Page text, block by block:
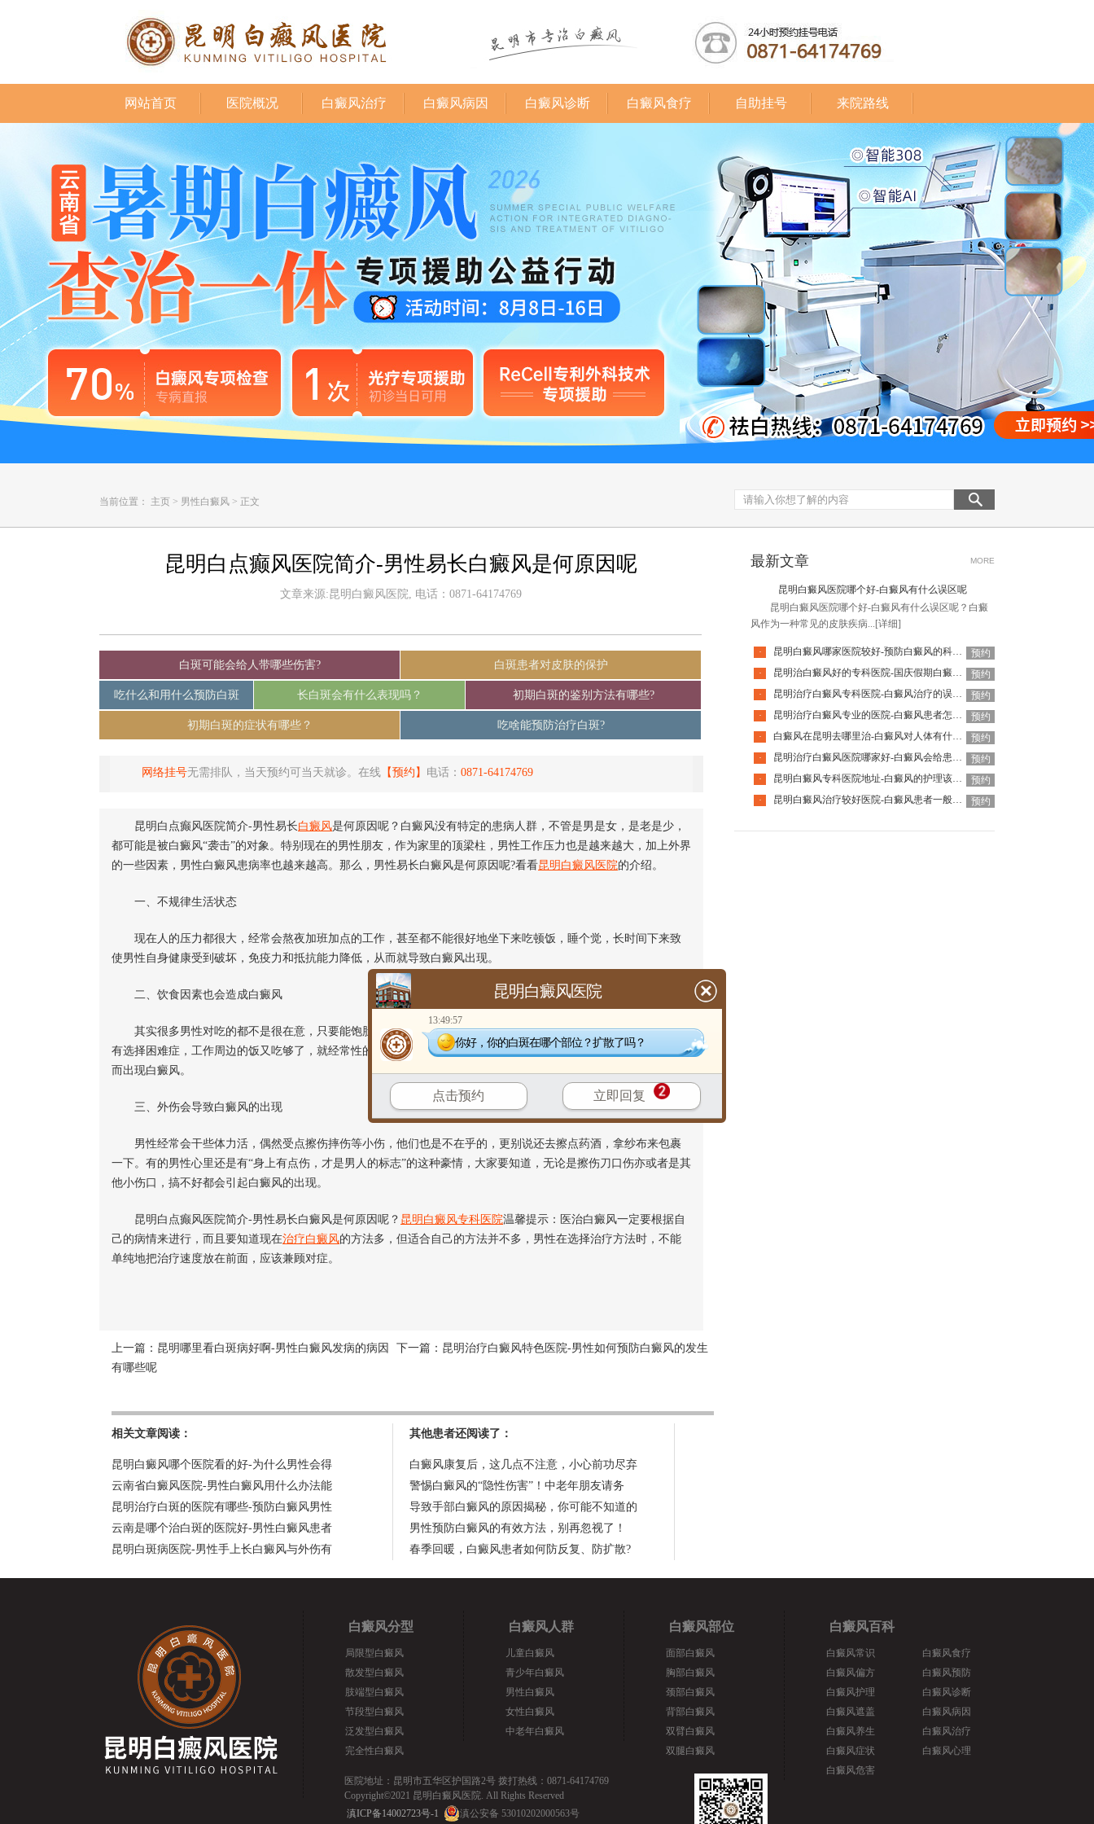
网站首页 医院概况 白癜风治疗 白癜风病因 白癜风诊断 白癜风食疗 自助挂号 来院路线
当前位置： 主页 > 男性白癜风 > 正文
昆明白点癫风医院简介-男性易长白癜风是何原因呢
文章来源:昆明白癜风医院, 电话：0871-64174769
白斑可能会给人带哪些伤害? 白斑患者对皮肤的保护
吃什么和用什么预防白斑 长白斑会有什么表现吗？ 初期白斑的鉴别方法有哪些?
初期白斑的症状有哪些？ 吃啥能预防治疗白斑?
网络挂号无需排队，当天预约可当天就诊。在线 【预约】 电话： 0871-64174769
昆明白点癫风医院简介-男性易长白癜风是何原因呢？白癜风没有特定的患病人群，不管是男是女，是老是少，
都可能是被白癜风“袭击”的对象。特别现在的男性朋友，作为家里的顶梁柱，男性工作压力也是越来越大，加上外界
的一些因素，男性白癜风患病率也越来越高。那么，男性易长白癜风是何原因呢?看看昆明白癜风医院的介绍。
一、不规律生活状态
现在人的压力都很大，经常会熬夜加班加点的工作，甚至都不能很好地坐下来吃顿饭，睡个觉，长时间下来致
使男性自身健康受到破坏，免疫力和抵抗能力降低，从而就导致白癜风出现。
二、饮食因素也会造成白癜风
其实很多男性对吃的都不是很在意，只要能饱肚子就行，因此有的男性常年点一些不卫生的外卖。还有的男性
有选择困难症，工作周边的饭又吃够了，就经常性的中午不吃饭，晚上回家再吃很多，给身体造成营养不良等，从
而出现白癜风。
三、外伤会导致白癜风的出现
男性经常会干些体力活，偶然受点擦伤摔伤等小伤，他们也是不在乎的，更别说还去擦点药酒，拿纱布来包裹
一下。有的男性心里还是有“身上有点伤，才是男人的标志”的这种豪情，大家要知道，无论是擦伤刀口伤亦或者是其
他小伤口，搞不好都会引起白癜风的出现。
昆明白点癫风医院简介-男性易长白癜风是何原因呢？ 昆明白癜风专科医院温馨提示：医治白癜风一定要根据自
己的病情来进行，而且要知道现在治疗白癜风的方法多，但适合自己的方法并不多，男性在选择治疗方法时，不能
单纯地把治疗速度放在前面，应该兼顾对症。
上一篇： 昆明哪里看白斑病好啊-男性白癜风发病的病因
有哪些呢
下一篇： 昆明治疗白癜风特色医院-男性如何预防白癜风的发生
相关文章阅读：
昆明白癜风哪个医院看的好-为什么男性会得
云南省白癜风医院-男性白癜风用什么办法能
昆明治疗白斑的医院有哪些-预防白癜风男性
云南是哪个治白斑的医院好-男性白癜风患者
昆明白斑病医院-男性手上长白癜风与外伤有
其他患者还阅读了：
白癜风康复后，这几点不注意，小心前功尽弃
警惕白癜风的“隐性伤害”！中老年朋友请务
导致手部白癜风的原因揭秘，你可能不知道的
男性预防白癜风的有效方法，别再忽视了！
春季回暖，白癜风患者如何防反复、防扩散?
最新文章 MORE
昆明白癜风医院哪个好-白癜风有什么误区呢
昆明白癜风医院哪个好-白癜风有什么误区呢？白癜
风作为一种常见的皮肤疾病... [详细]
· 昆明白癜风哪家医院较好-预防白癜风的科学方法是哪些
预约
·
昆明治白癜风好的专科医院-国庆假期白癜风饮食要注意什么
预约
·
昆明治疗白癜风专科医院-白癜风治疗的误区有哪些
预约
·
昆明治疗白癜风专业的医院-白癜风患者怎么做可以释放压力呢
预约
·
白癜风在昆明去哪里治-白癜风对人体有什么伤害呢
预约
·
昆明治疗白癜风医院哪家好-白癜风会给患者带来什么危害呢
预约
·
昆明白癜风专科医院地址-白癜风的护理该怎么做好呢
预约
·
昆明白癜风治疗较好医院-白癜风患者一般会有哪些心理问题呢 预约
白癜风分型
局限型白癜风
散发型白癜风
肢端型白癜风
节段型白癜风
泛发型白癜风
完全性白癜风
白癜风人群
儿童白癜风
青少年白癜风
男性白癜风
女性白癜风
中老年白癜风
白癜风部位
面部白癜风
胸部白癜风
颈部白癜风
背部白癜风
双臂白癜风
双腿白癜风
白癜风百科
白癜风常识
白癜风偏方
白癜风护理
白癜风遮盖
白癜风养生
白癜风症状
白癜风危害
白癜风食疗
白癜风预防
白癜风诊断
白癜风病因
白癜风治疗
白癜风心理
医院地址：昆明市五华区护国路2号 拨打热线：0871-64174769
Copyright©2021 昆明白癜风医院. All Rights Reserved
滇ICP备14002723号-1
滇公安备 53010202000563号
昆明白癜风医院
13:49:57
你好，你的白斑在哪个部位？扩散了吗？
点击预约 立即回复